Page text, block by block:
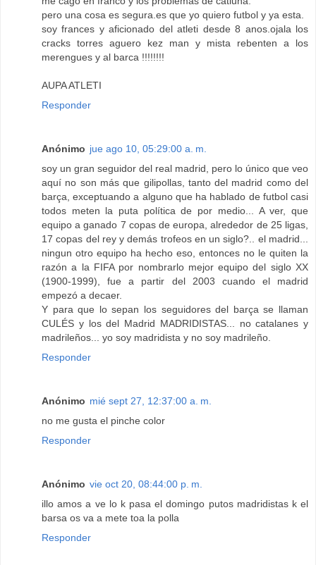
pero una cosa es segura.es que yo quiero futbol y ya esta.
soy frances y aficionado del atleti desde 8 anos.ojala los
cracks torres aguero kez man y mista rebenten a los
merengues y al barca !!!!!!!!
AUPA ATLETI
Responder
Anónimo jue ago 10, 05:29:00 a. m.
soy un gran seguidor del real madrid, pero lo único que veo
aquí no son más que gilipollas, tanto del madrid como del
barça, exceptuando a alguno que ha hablado de futbol casi
todos meten la puta política de por medio... A ver, que
equipo a ganado 7 copas de europa, alrededor de 25 ligas,
17 copas del rey y demás trofeos en un siglo?.. el madrid...
ningun otro equipo ha hecho eso, entonces no le quiten la
razón a la FIFA por nombrarlo mejor equipo del siglo XX
(1900-1999), fue a partir del 2003 cuando el madrid
empezó a decaer.
Y para que lo sepan los seguidores del barça se llaman
CULÉS y los del Madrid MADRIDISTAS... no catalanes y
madrileños... yo soy madridista y no soy madrileño.
Responder
Anónimo mié sept 27, 12:37:00 a. m.
no me gusta el pinche color
Responder
Anónimo vie oct 20, 08:44:00 p. m.
illo amos a ve lo k pasa el domingo putos madridistas k el
barsa os va a mete toa la polla
Responder